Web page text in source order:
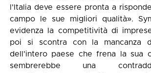
l'Italia deve essere pronta a
campo le sue migliori qualità».
evidenza la competitività di
poi si scontra con la mancanza
dell'intero paese che frena la sua
sembrerebbe una